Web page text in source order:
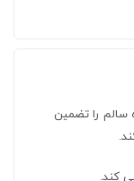
را تضمین
کند.